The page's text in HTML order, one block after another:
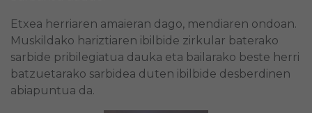
Etxea herriaren amaieran dago, mendiaren ondoan.
Muskildako hariztiaren ibilbide zirkular baterako
sarbide pribilegiatua dauka eta bailarako beste herri
batzuetarako sarbidea duten ibilbide desberdinen
abiapuntua da.